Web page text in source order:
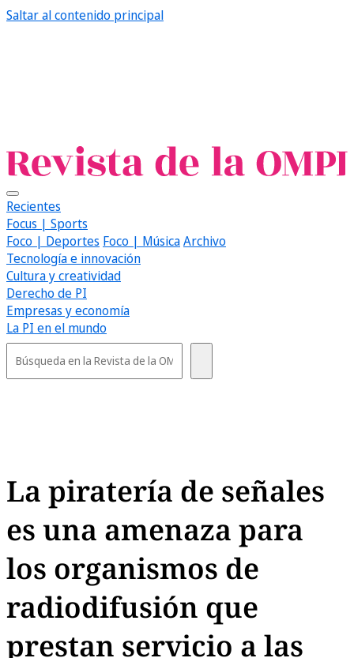
Saltar al contenido principal
Recientes
Focus | Sports
Foco | Deportes Foco | MúsicaArchivo
Tecnología e innovación
Cultura y creatividad
Derecho de PI
Empresas y economía
La PI en el mundo
La piratería de señales
es una amenaza para
los organismos de
radiodifusión que
prestan servicio a las